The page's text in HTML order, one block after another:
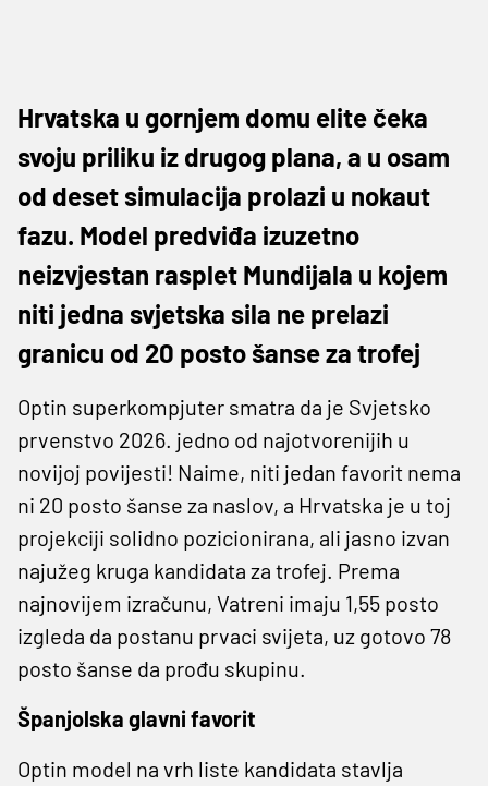
Hrvatska u gornjem domu elite čeka
svoju priliku iz drugog plana, a u osam
od deset simulacija prolazi u nokaut
fazu. Model predviđa izuzetno
neizvjestan rasplet Mundijala u kojem
niti jedna svjetska sila ne prelazi
granicu od 20 posto šanse za trofej
Optin superkompjuter smatra da je Svjetsko
prvenstvo 2026. jedno od najotvorenijih u
novijoj povijesti! Naime, niti jedan favorit nema
ni 20 posto šanse za naslov, a Hrvatska je u toj
projekciji solidno pozicionirana, ali jasno izvan
najužeg kruga kandidata za trofej. Prema
najnovijem izračunu, Vatreni imaju 1,55 posto
izgleda da postanu prvaci svijeta, uz gotovo 78
posto šanse da prođu skupinu.
Španjolska glavni favorit
Optin model na vrh liste kandidata stavlja